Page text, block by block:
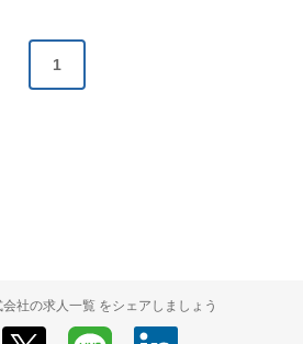
1
社の求人一覧 をシェアしましょう